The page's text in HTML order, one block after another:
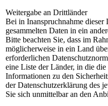
Weitergabe an Drittländer
Bei in Inanspruchnahme dieser
gesammelten Daten in ein
Bitte beachten Sie, dass im
möglicherweise in ein Land
erforderlichen
eine Liste der Länder, in die
Informationen zu den
der Datenschutzerklärung des
Sie sich unmittelbar an den